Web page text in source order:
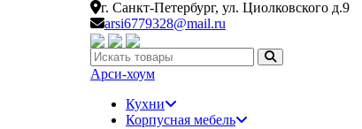
г. Санкт-Петербург, ул. Циолковского д.9
arsi6779328@mail.ru
Искать:
Арси-хоум
Кухни
Корпусная мебель